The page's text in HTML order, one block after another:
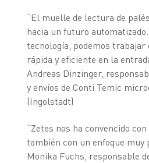
“El muelle de lectura de
hacia un futuro
tecnología, podemos trabajar
rápida y eficiente en la
Andreas Dinzinger,
y envíos de Conti Temic
(Ingolstadt)
“Zetes nos ha convencido
también con un enfoque muy
Monika Fuchs, responsable